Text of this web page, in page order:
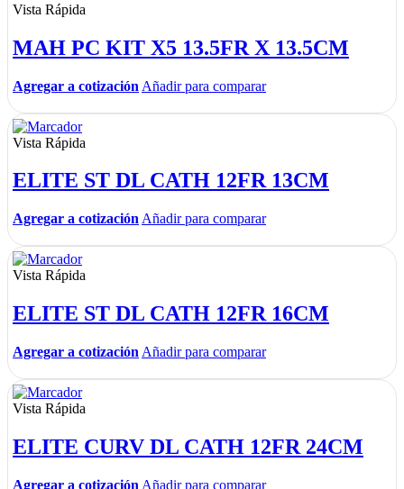
Vista Rápida
MAH PC KIT X5 13.5FR X 13.5CM
Agregar a cotización Añadir para comparar
Vista Rápida
ELITE ST DL CATH 12FR 13CM
Agregar a cotización Añadir para comparar
Vista Rápida
ELITE ST DL CATH 12FR 16CM
Agregar a cotización Añadir para comparar
Vista Rápida
ELITE CURV DL CATH 12FR 24CM
Agregar a cotización Añadir para comparar